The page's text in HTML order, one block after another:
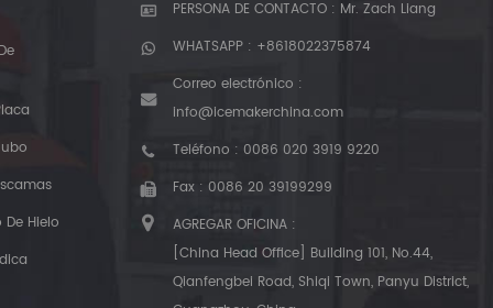
Hielo
PERSONA DE CONTACTO : Mr. Zach Liang
WHATSAPP : +8618022375874
Correo electrónico :
info@icemakerchina.com
Teléfono : 0086 020 3919 9220
Fax : 0086 20 39199299
AGREGAR OFICINA :
[China Head Office] Building 101, No.44,
Qianfengbei Road, Shiqi Town, Panyu District,